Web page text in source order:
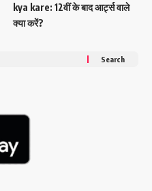
kya kare: 12वीं के बाद आर्ट्स वाले
क्या करें?